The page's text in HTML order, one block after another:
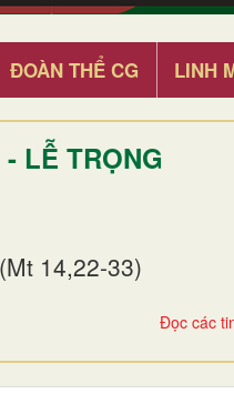
ĐOÀN THỂ CG LINH
LỄ TRỌNG
14,22-33)
Đọc các